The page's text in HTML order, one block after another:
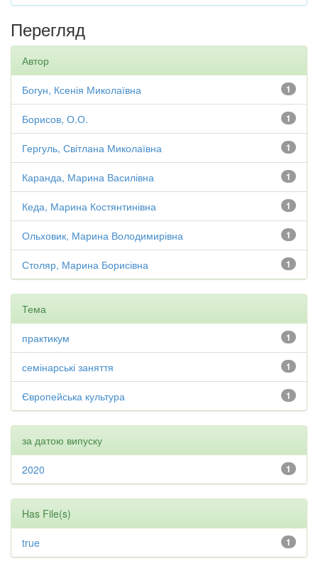
Перегляд
Автор
1
Богун, Ксенія Миколаївна
1
Борисов, О.О.
1
Гергуль, Світлана Миколаївна
1
Каранда, Марина Василівна
1
Кеда, Марина Костянтинівна
1
Ольховик, Марина Володимирівна
1
Столяр, Марина Борисівна
Тема
1
практикум
1
семінарські заняття
1
Європейська культура
за датою випуску
1
2020
Has File(s)
1
true